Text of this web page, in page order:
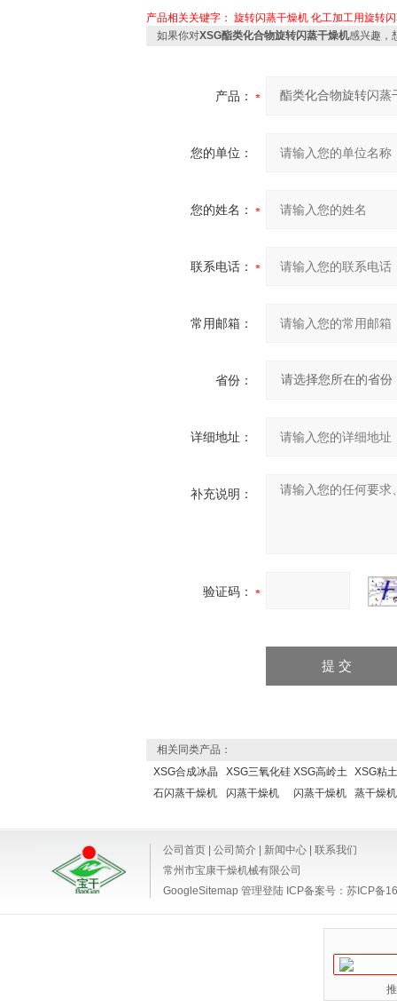
产品相关关键字： 旋转闪蒸干燥机 化工加工用旋转
如果你对XSG酯类化合物旋转闪蒸干燥机感兴趣，
产品：
您的单位：
您的姓名：
联系电话：
常用邮箱：
省份：
详细地址：
补充说明：
验证码：
相关同类产品：
XSG合成冰晶
石闪蒸干燥机
XSG三氧化硅
闪蒸干燥机
XSG高岭土
闪蒸干燥机
XSG粘
蒸干燥机
公司首页 公司简介 新闻中心
联系我们
常州市宝康干燥机械有限公司
GoogleSitemap 管理登陆 ICP备案号： 苏ICP备